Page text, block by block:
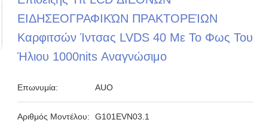
ΕΙΔΗΣΕΟΓΡΑΦΙΚΏΝ ΠΡΑΚΤΟΡΕΊΩΝ
Καρφιτσών Ίντσας LVDS 40 Με Το Φως Του
Ήλιου 1000nits Αναγνώσιμο
Επωνυμία: AUO
Αριθμός Μοντέλου: G101EVN03.1